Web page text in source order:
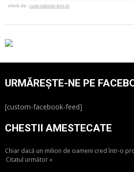
oferit de: curs-valutar-bnr.ro
URMĂREȘTE-NE PE
[custom-facebook-feed]
CHESTII AMESTECATE
Chiar dacă un milion de oameni cred într-o
Citatul următor »